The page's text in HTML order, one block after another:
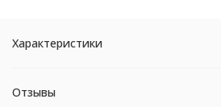
Характеристики
Отзывы